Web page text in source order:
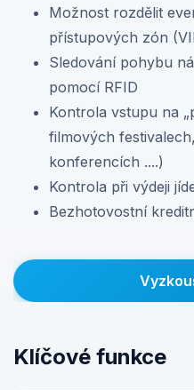
Možnost rozdělit
přístupových zón
Sledování pohybu
pomocí RFID
Kontrola vstupu na
filmových
konferencích ....)
Kontrola při výdeji
Bezhotovostní
Klíčové funkce